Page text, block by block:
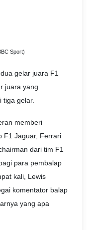
Sport)
gelar juara F1
juara yang
tiga gelar.
memberi
F1 Jaguar, Ferrari
dari tim F1
para pembalap
kali, Lewis
komentator balap
yang apa